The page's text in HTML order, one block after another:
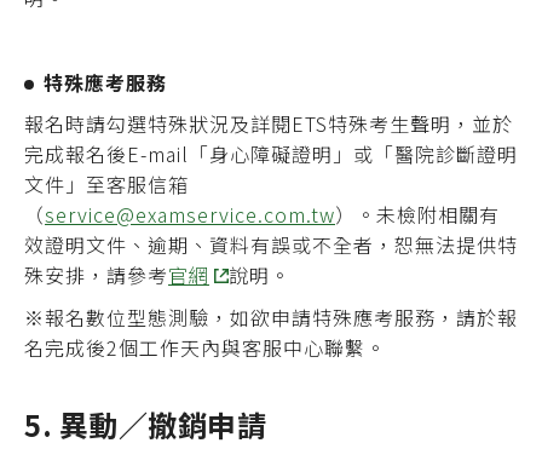
特殊應考服務
報名時請勾選特殊狀況及詳閱ETS特殊考生聲明，並於
完成報名後E-mail 「身心障礙證明」或「醫院診斷證明
文件」 至客服信箱
（service@examservice.com.tw）。未檢附相關有
效證明文件、逾期、資料有誤或不全者，恕無法提供特
殊安排，請參考官網
說明。
※報名數位型態測驗，如欲申請特殊應考服務，請於報
名完成後2個工作天內與客服中心聯繫。
5. 異動／撤銷申請